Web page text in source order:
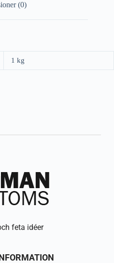
(0)
1 kg
feta idéer